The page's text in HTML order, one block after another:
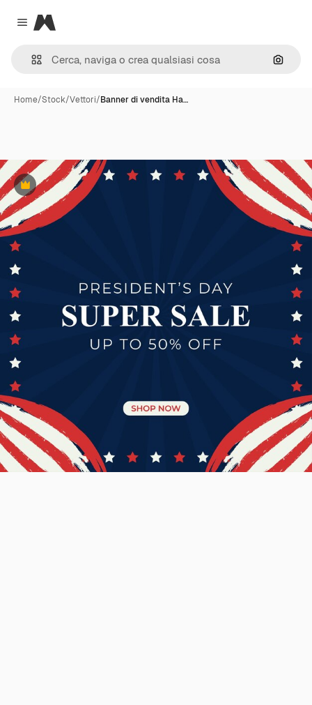
Close menu
Magnific
Cerca
Home/Stock/Vettori/Banner di vendita Ha…
Premium